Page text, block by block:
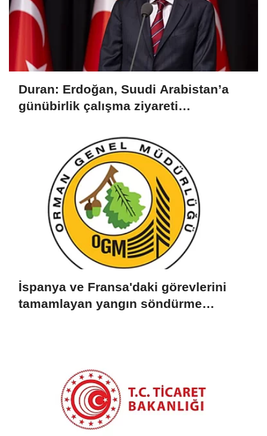
Duran: Erdoğan, Suudi Arabistan’a
günübirlik çalışma ziyareti
İspanya ve Fransa'daki görevlerini
tamamlayan yangın söndürme